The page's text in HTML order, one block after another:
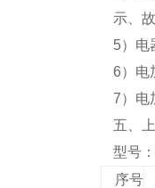
示、
5）电
6）电
7）电
五、
型号
序号